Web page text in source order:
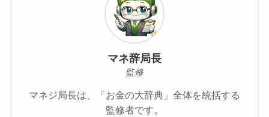
マネ辞局長
監修
マネジ局長は、「お金の大辞典」全体を統括する
監修者です。